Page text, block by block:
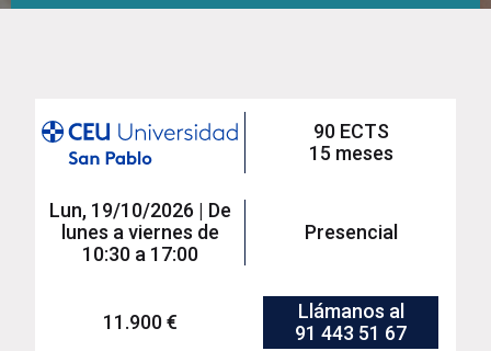
90 ECTS
15 meses
Lun, 19/10/2026 | De
lunes a viernes de
10:30 a 17:00
Presencial
11.900 €
Llámanos al
91 443 51 67